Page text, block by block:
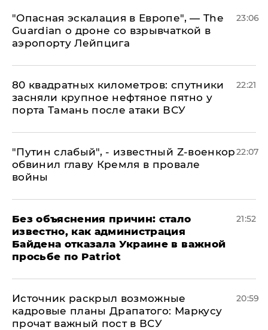
"Опасная эскалация в Европе", — The
Guardian о дроне со взрывчаткой в
аэропорту Лейпцига
23:06
80 квадратных километров: спутники
засняли крупное нефтяное пятно у
порта Тамань после атаки ВСУ
22:21
​"Путин слабый", - известный Z-военкор
обвинил главу Кремля в провале
войны
22:07
Без объяснения причин: стало
известно, как администрация
Байдена отказала Украине в важной
просьбе по Patriot
21:52
​Источник раскрыл возможные
кадровые планы Драпатого: Маркусу
прочат важный пост в ВСУ
20:59